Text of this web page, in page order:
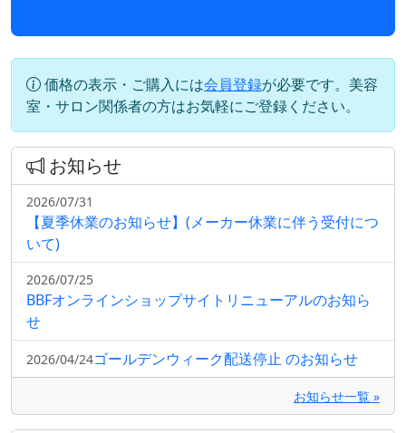
価格の表示・ご購入には会員登録が必要です。美容
室・サロン関係者の方はお気軽にご登録ください。
お知らせ
2026/07/31
【夏季休業のお知らせ】(メーカー休業に伴う受付につ
いて)
2026/07/25
BBFオンラインショップサイトリニューアルのお知ら
せ
2026/04/24ゴールデンウィーク配送停止 のお知らせ
お知らせ一覧 »